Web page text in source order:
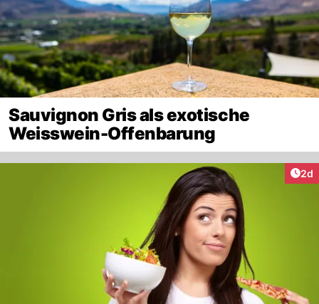
Sauvignon Gris als exotische
Weisswein-Offenbarung
2d